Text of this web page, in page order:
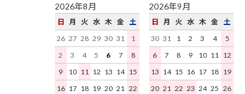
2026年8月
日 月 火 水 木 金
土
26 27 28 29 30 31
1
2
3 4 5 6 7
8
9
10 11 12 13 14 15
16 17 18 19 20 21
22
2026年9月
日 月 火 水 木 金
土
30 31 1 2 3 4
5
6
7 8 9 10 11
12
13 14 15 16 17 18 19
20 21 22 23 24 25 26